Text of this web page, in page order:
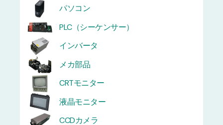
パソコン
PLC（シーケンサー）
インバータ
メカ部品
CRTモニター
液晶モニター
CCDカメラ